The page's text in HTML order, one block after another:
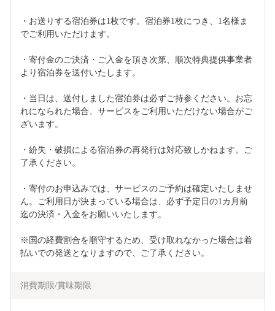
・お送りする宿泊券は1枚です。宿泊券1枚につき、1名様ま
でご利用いただけます。
・寄付金のご決済・ご入金を頂き次第、順次特典提供事業者
より宿泊券を送付いたします。
・当日は、送付しました宿泊券は必ずご持参ください。お忘
れになられた場合、サービスをご利用いただけない場合がご
ざいます。
・紛失・破損による宿泊券の再発行は対応致しかねます。ご
了承ください。
・寄付のお申込みでは、サービスのご予約は確定いたしませ
ん。ご利用日が決まっている場合は、必ず予定日の1カ月前
迄の決済・入金をお願いいたします。
※国の経費割合を順守するため、受け取れなかった場合は着
払いでの発送となりますので、ご了承ください。
消費期限/賞味期限